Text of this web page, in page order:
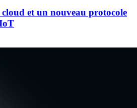
et un nouveau protocole